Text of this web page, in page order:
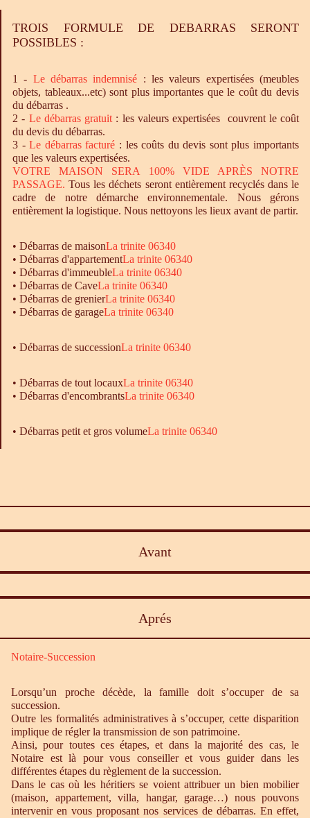
TROIS FORMULE DE DEBARRAS SERONT
POSSIBLES :
1 - Ledébarras indemnisé : les valeurs expertisées (meubles
objets, tableaux...etc) sont plus importantes que le coût du devis
du débarras .
2 - Le débarrasgratuit : les valeurs expertisées couvrent le coût
du devis du débarras.
3 -Le débarrasfacturé : les coûts du devis sont plus importants
que les valeurs expertisées.
VOTRE MAISON SERA 100% VIDE APRÈS NOTRE
PASSAGE. Tous les déchets seront entièrement recyclés dans le
cadre de notre démarche environnementale. Nous gérons
entièrement la logistique. Nous nettoyons les lieux avant de partir.
• Débarras de maisonLa trinite 06340
• Débarras d'appartementLa trinite 06340
• Débarras d'immeubleLa trinite 06340
• Débarras de CaveLa trinite 06340
• Débarras de grenierLa trinite 06340
• Débarras de garageLa trinite 06340
• Débarras de successionLa trinite 06340
• Débarras de tout locauxLa trinite 06340
• Débarras d'encombrantsLa trinite 06340
• Débarras petit et gros volumeLa trinite 06340
Avant
Aprés
Notaire-Succession
Lorsqu’un proche décède, la famille doit s’occuper de sa
succession.
Outre les formalités administratives à s’occuper, cette disparition
implique de régler la transmission de son patrimoine.
Ainsi, pour toutes ces étapes, et dans la majorité des cas, le
Notaire est là pour vous conseiller et vous guider dans les
différentes étapes du règlement de la succession.
Dans le cas où les héritiers se voient attribuer un bien mobilier
(maison, appartement, villa, hangar, garage…) nous pouvons
intervenir en vous proposant nos services de débarras. En effet,